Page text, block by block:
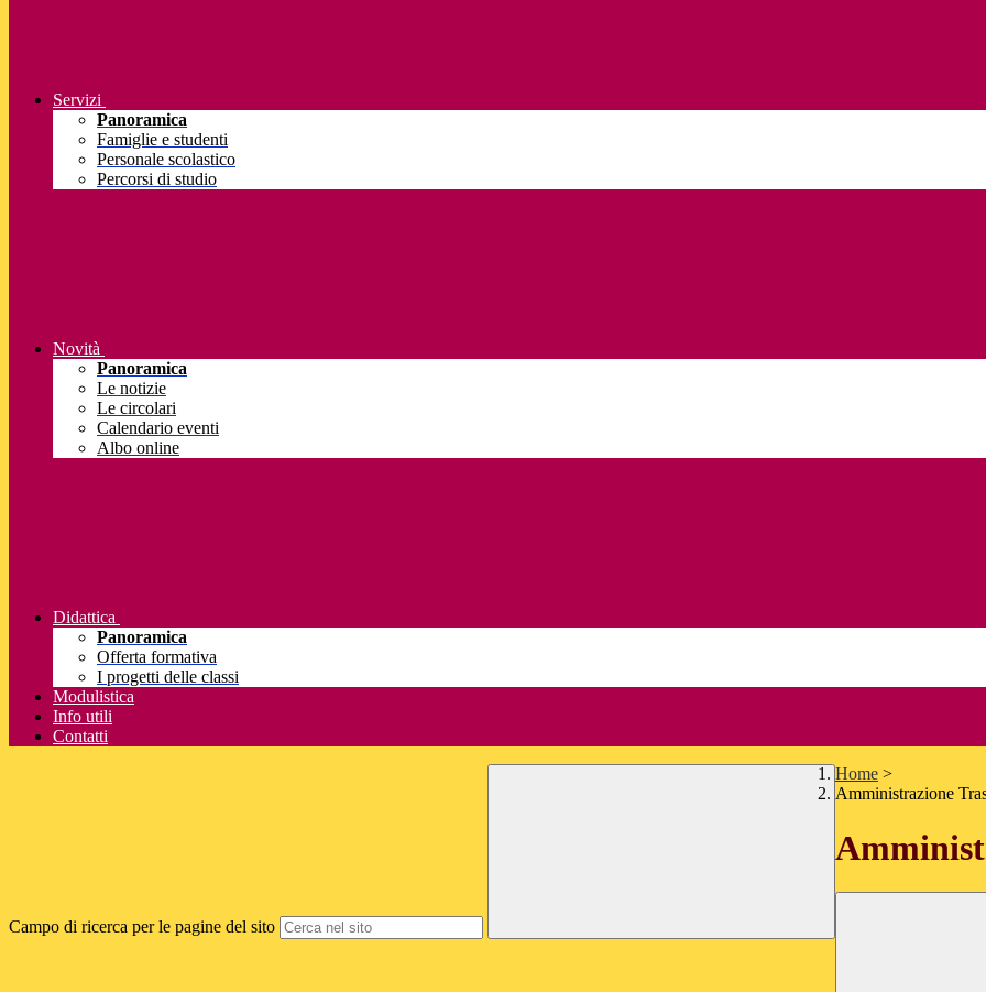
Servizi
Panoramica
Famiglie e studenti
Personale scolastico
Percorsi di studio
Novità
Panoramica
Le notizie
Le circolari
Calendario eventi
Albo online
Didattica
Panoramica
Offerta formativa
I progetti delle classi
Modulistica
Info utili
Contatti
Campo di ricerca per le pagine del sito
Home >
Amministrazione